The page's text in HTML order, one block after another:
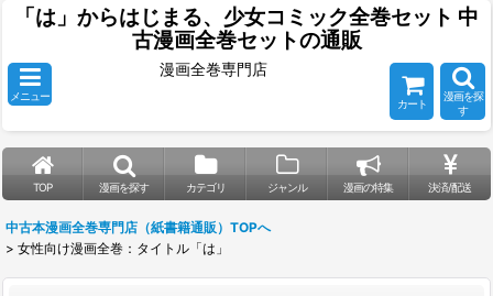
「は」からはじまる、少女コミック全巻セット 中
古漫画全巻セットの通販
メニュー
漫画全巻専門店
カート
漫画を探
す
TOP 漫画を探す カテゴリ ジャンル 漫画の特集 決済/配送
中古本漫画全巻専門店（紙書籍通販）TOPへ
> 女性向け漫画全巻：タイトル「は」